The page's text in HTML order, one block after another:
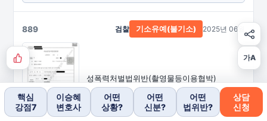
889
성폭력처벌법위반(촬영물등이용협박)
검찰 기소유예(불기소) 2025년 06월
가A
핵심
강점7
이승혜
변호사
어떤
상황?
어떤
신분?
어떤
법위반?
상담
신청